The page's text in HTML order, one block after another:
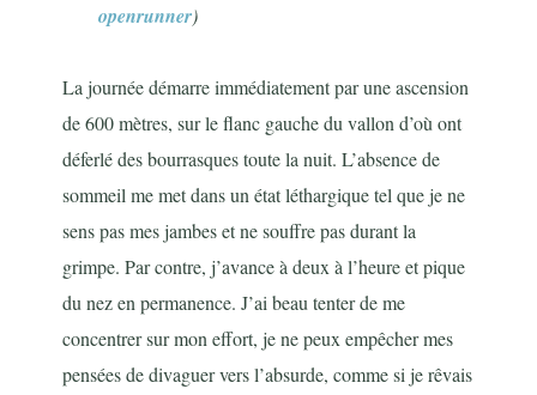
openrunner)
La journée démarre immédiatement par une ascension
de 600 mètres, sur le flanc gauche du vallon d’où ont
déferlé des bourrasques toute la nuit. L’absence de
sommeil me met dans un état léthargique tel que je ne
sens pas mes jambes et ne souffre pas durant la
grimpe. Par contre, j’avance à deux à l’heure et pique
du nez en permanence. J’ai beau tenter de me
concentrer sur mon effort, je ne peux empêcher mes
pensées de divaguer vers l’absurde, comme si je rêvais